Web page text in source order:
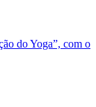
do Yoga”, com o